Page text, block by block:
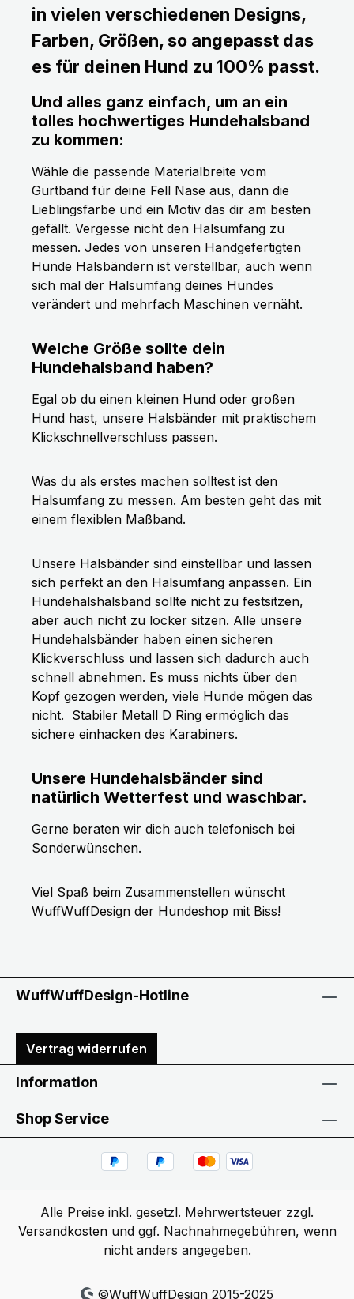
in vielen verschiedenen Designs,
Farben, Größen, so angepasst das
es für deinen Hund zu 100% passt.
Und alles ganz einfach, um an ein
tolles hochwertiges Hundehalsband
zu kommen:
Wähle die passende Materialbreite vom
Gurtband für deine Fell Nase aus, dann die
Lieblingsfarbe und ein Motiv das dir am besten
gefällt. Vergesse nicht den Halsumfang zu
messen. Jedes von unseren Handgefertigten
Hunde Halsbändern ist verstellbar, auch wenn
sich mal der Halsumfang deines Hundes
verändert und mehrfach Maschinen vernäht.
Welche Größe sollte dein
Hundehalsband haben?
Egal ob du einen kleinen Hund oder großen
Hund hast, unsere Halsbänder mit praktischem
Klickschnellverschluss passen.
Was du als erstes machen solltest ist den
Halsumfang zu messen. Am besten geht das mit
einem flexiblen Maßband.
Unsere Halsbänder sind einstellbar und lassen
sich perfekt an den Halsumfang anpassen. Ein
Hundehalshalsband sollte nicht zu festsitzen,
aber auch nicht zu locker sitzen. Alle unsere
Hundehalsbänder haben einen sicheren
Klickverschluss und lassen sich dadurch auch
schnell abnehmen. Es muss nichts über den
Kopf gezogen werden, viele Hunde mögen das
nicht. Stabiler Metall D Ring ermöglich das
sichere einhacken des Karabiners.
Unsere Hundehalsbänder sind
natürlich Wetterfest und waschbar.
Gerne beraten wir dich auch telefonisch bei
Sonderwünschen.
Viel Spaß beim Zusammenstellen wünscht
WuffWuffDesign der Hundeshop mit Biss!
WuffWuffDesign-Hotline
Vertrag widerrufen
Information
Shop Service
Alle Preise inkl. gesetzl. Mehrwertsteuer zzgl.
Versandkostenund ggf. Nachnahmegebühren, wenn
nicht anders angegeben.
©WuffWuffDesign 2015-2025